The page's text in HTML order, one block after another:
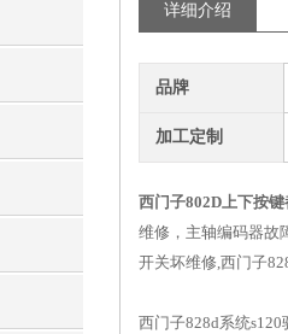
详细介绍
品牌
加工定制
西门子802D上下按
维修，主轴编码器故
开关坏维修,西门子
西门子828d系统